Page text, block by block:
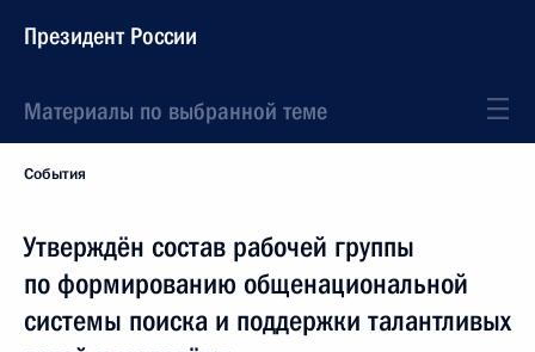
Президент России
Материалы по выбранной теме
События
Утверждён состав рабочей группы
по формированию общенациональной
системы поиска и поддержки талантливых